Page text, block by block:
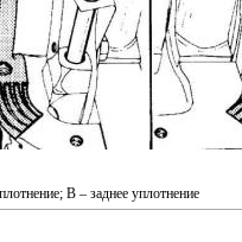
В – заднее уплотнение